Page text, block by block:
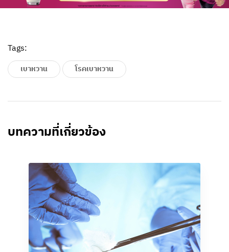
Tags:
เบาหวาน โรคเบาหวาน
บทความที่เกี่ยวข้อง